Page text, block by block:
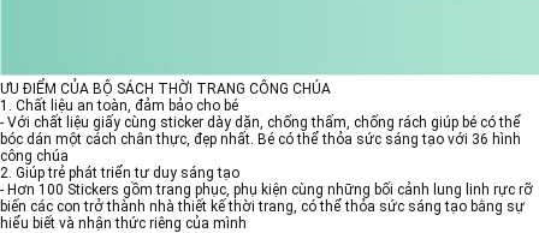
ƯU ĐIỂM CỦA BỘ SÁCH THỜI TRANG CÔNG CHÚA
1. Chất liệu an toàn, đảm bảo cho bé
- Với chất liệu giấy cùng sticker dày dặn, chống thấm, chống rách giúp bé có thể
bóc dán một cách chân thực, đẹp nhất. Bé có thể thỏa sức sáng tạo với 36 hình
công chúa
2. Giúp trẻ phát triển tư duy sáng tạo
- Hơn 100 Stickers gồm trang phục, phụ kiện cùng những bối cảnh lung linh rực rỡ
biến các con trở thành nhà thiết kế thời trang, có thể thỏa sức sáng tạo bằng sự
hiểu biết và nhận thức riêng của mình